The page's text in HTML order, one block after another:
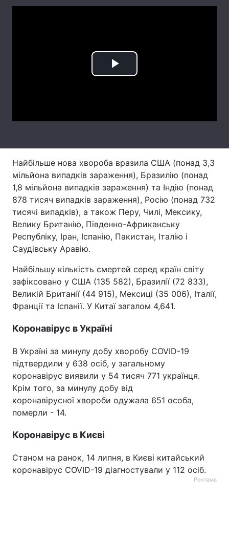
Вакансії
Тема оформлення
Play
Найбільше нова хвороба вразила США (понад 3,3
мільйона випадків зараження), Бразилію (понад
1,8 мільйона випадків зараження) та Індію (понад
878 тисяч випадків зараження), Росію (понад 732
тисячі випадків), а також Перу, Чилі, Мексику,
Велику Британію, Південно-Африканську
Республіку, Іран, Іспанію, Пакистан, Італію і
Саудівську Аравію.
Найбільшу кількість смертей серед країн світу
зафіксовано у США (135 582), Бразилії (72 833),
Великій Британії (44 915), Мексиці (35 006), Італії,
Франції та Іспанії. У Китаї загалом 4,641.
Коронавірус в Україні
В Україні за минулу добу хворобу COVID-19
підтвердили у 638 осіб, у загальному
коронавірус виявили у 54 тисяч 771 українця.
Крім того, за минулу добу від
коронавірусної хвороби одужала 651 особа,
померли - 14.
Коронавірус в Києві
Станом на ранок, 14 липня, в Києві китайський
коронавірус COVID-19 діагностували у 112 осіб.
Реклама